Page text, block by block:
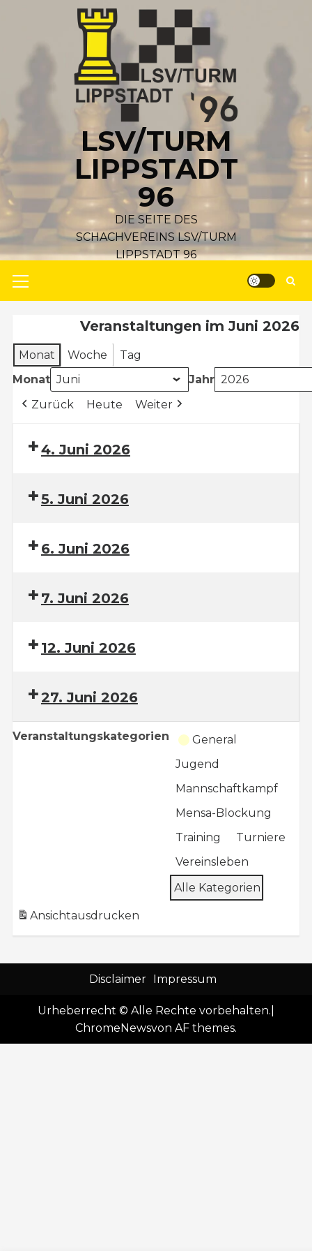
LSV/TURM
LIPPSTADT
96
DIE SEITE DES
SCHACHVEREINS LSV/TURM
LIPPSTADT 96
Primäres
Menü
Veranstaltungen im Juni 2026
Monat Woche
Tag
Monat
Jahr
Zurück
Heute Weiter
4. Juni 2026
5. Juni 2026
6. Juni 2026
7. Juni 2026
12. Juni 2026
27. Juni 2026
Veranstaltungskategorien
General
Jugend
Mannschaftkampf
Mensa-Blockung
Training
Turniere
Vereinsleben
Alle Kategorien
Ansichtausdrucken
Disclaimer Impressum
Urheberrecht © Alle Rechte vorbehalten.
ChromeNewsvon AF themes.